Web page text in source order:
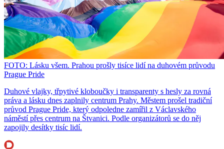
FOTO: Lásku všem. Prahou prošly tisíce lidí na duhovém průvodu
Prague Pride
Duhové vlajky, třpytivé kloboučky i transparenty s hesly za rovná
práva a lásku dnes zaplnily centrum Prahy. Městem prošel tradiční
průvod Prague Pride, který odpoledne zamířil z Václavského
náměstí přes centrum na Štvanici. Podle organizátorů se do něj
zapojily desítky tisíc lidí.